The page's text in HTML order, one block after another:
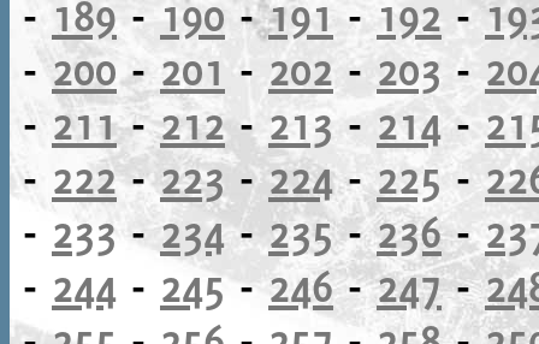
- 189- 190 -191- 192 -
-200-201 - 202 - 203 -
- 211-212-213- 214-
- 222-223-224- 225-
- 233 -234- 235-236-
- 244 - 245-246-247-